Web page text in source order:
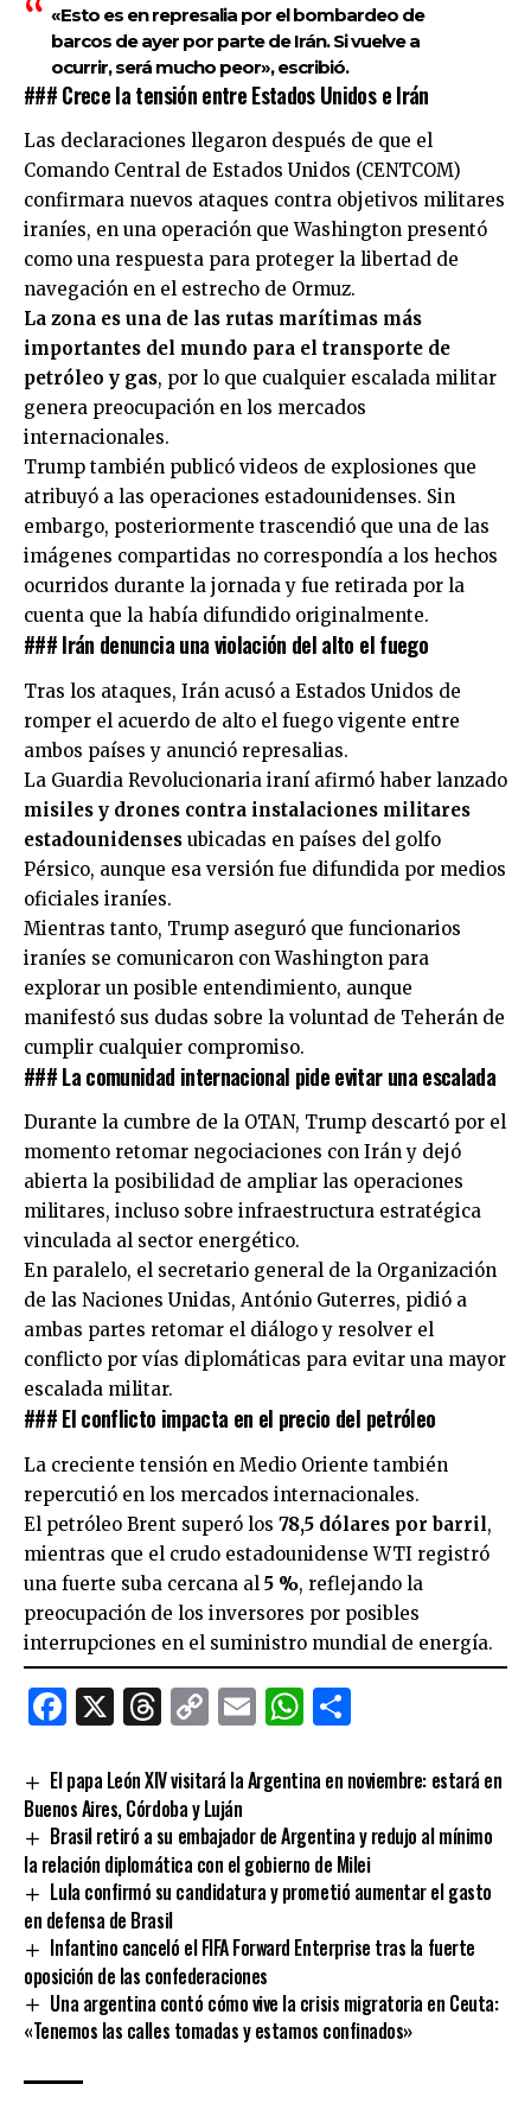
«Esto es en represalia por el bombardeo de
barcos de ayer por parte de Irán. Si vuelve a
ocurrir, será mucho peor», escribió.
### Crece la tensión entre Estados Unidos e Irán
Las declaraciones llegaron después de que el
Comando Central de Estados Unidos (CENTCOM)
confirmara nuevos ataques contra objetivos militares
iraníes, en una operación que Washington presentó
como una respuesta para proteger la libertad de
navegación en el estrecho de Ormuz.
La zona es una de las rutas marítimas más
importantes del mundo para el transporte de
petróleo y gas, por lo que cualquier escalada militar
genera preocupación en los mercados
internacionales.
Trump también publicó videos de explosiones que
atribuyó a las operaciones estadounidenses. Sin
embargo, posteriormente trascendió que una de las
imágenes compartidas no correspondía a los hechos
ocurridos durante la jornada y fue retirada por la
cuenta que la había difundido originalmente.
### Irán denuncia una violación del alto el fuego
Tras los ataques, Irán acusó a Estados Unidos de
romper el acuerdo de alto el fuego vigente entre
ambos países y anunció represalias.
La Guardia Revolucionaria iraní afirmó haber lanzado
misiles y drones contra instalaciones militares
estadounidenses ubicadas en países del golfo
Pérsico, aunque esa versión fue difundida por medios
oficiales iraníes.
Mientras tanto, Trump aseguró que funcionarios
iraníes se comunicaron con Washington para
explorar un posible entendimiento, aunque
manifestó sus dudas sobre la voluntad de Teherán de
cumplir cualquier compromiso.
### La comunidad internacional pide evitar una escalada
Durante la cumbre de la OTAN, Trump descartó por el
momento retomar negociaciones con Irán y dejó
abierta la posibilidad de ampliar las operaciones
militares, incluso sobre infraestructura estratégica
vinculada al sector energético.
En paralelo, el secretario general de la Organización
de las Naciones Unidas, António Guterres, pidió a
ambas partes retomar el diálogo y resolver el
conflicto por vías diplomáticas para evitar una mayor
escalada militar.
### El conflicto impacta en el precio del petróleo
La creciente tensión en Medio Oriente también
repercutió en los mercados internacionales.
El petróleo Brent superó los 78,5 dólares por barril,
mientras que el crudo estadounidense WTI registró
una fuerte suba cercana al 5 %, reflejando la
preocupación de los inversores por posibles
interrupciones en el suministro mundial de energía.
Facebook
X Threads
CopyEmailWhatsApp
El papa León XIV visitará la Argentina en noviembre: estará en
Buenos Aires, Córdoba y Luján
Brasil retiró a su embajador de Argentina y redujo al mínimo
la relación diplomática con el gobierno de Milei
Lula confirmó su candidatura y prometió aumentar el gasto
en defensa de Brasil
Infantino canceló el FIFA Forward Enterprise tras la fuerte
oposición de las confederaciones
Una argentina contó cómo vive la crisis migratoria en Ceuta:
«Tenemos las calles tomadas y estamos confinados»